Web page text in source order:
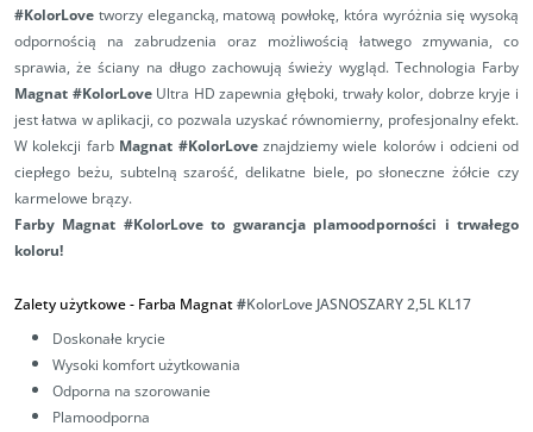
#KolorLove tworzy elegancką, matową powłokę, która wyróżnia się wysoką
odpornością na zabrudzenia oraz możliwością łatwego zmywania, co
sprawia, że ściany na długo zachowują świeży wygląd. Technologia Farby
Magnat #KolorLoveUltra HD zapewnia głęboki, trwały kolor, dobrze kryje i
jest łatwa w aplikacji, co pozwala uzyskać równomierny, profesjonalny efekt.
W kolekcji farb Magnat #KolorLoveznajdziemy wiele kolorów i odcieni od
ciepłego beżu, subtelną szarość, delikatne biele, po słoneczne żółcie czy
karmelowe brązy.
Farby Magnat #KolorLove to gwarancja plamoodporności i trwałego
koloru!
Zalety użytkowe - Farba Magnat#KolorLove JASNOSZARY 2,5L KL17
Doskonałe krycie
Wysoki komfort użytkowania
Odporna na szorowanie
Plamoodporna